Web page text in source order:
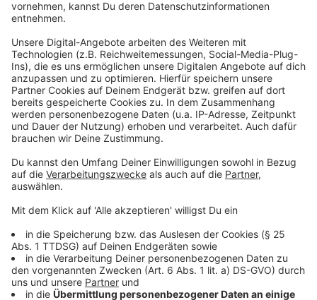
damit rechnen, dass es im Moment doch
erhebliche Schwierigkeiten gibt. Deshalb
versuchen, einigermaßen cool zu bleiben und
auch mit den Flughafen-Mitarbeitern vernünftig
zu sprechen. Wir erleben nämlich immer, dass es
ganz großen Ärger gibt, fast schon regelrechte
Schlägereien. Die Ansprüche, die man geltend
machen kann, bitte immer schriftlich geltend
machen. Dafür gibt es sehr gute und einfache
Apps in den App-Stores. Wir erleben: wer cool
bleibt, fährt an Flughäfen am besten.
Was passiert, wenn man am Ziel wegen
Verschiebungen länger bleiben muss? Wer